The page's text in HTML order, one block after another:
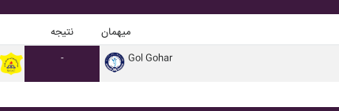
نتیجه میهمان
- Gol Gohar